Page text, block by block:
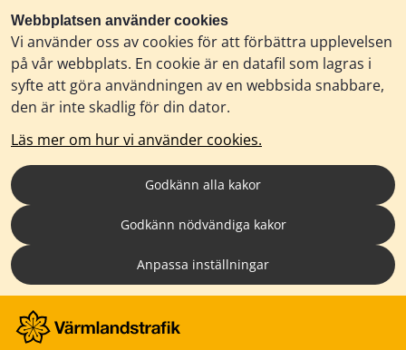
Webbplatsen använder cookies
Vi använder oss av cookies för att förbättra upplevelsen
på vår webbplats. En cookie är en datafil som lagras i
syfte att göra användningen av en webbsida snabbare,
den är inte skadlig för din dator.
Läs mer om hur vi använder cookies.
Godkänn alla kakor
Godkänn nödvändiga kakor
Anpassa inställningar